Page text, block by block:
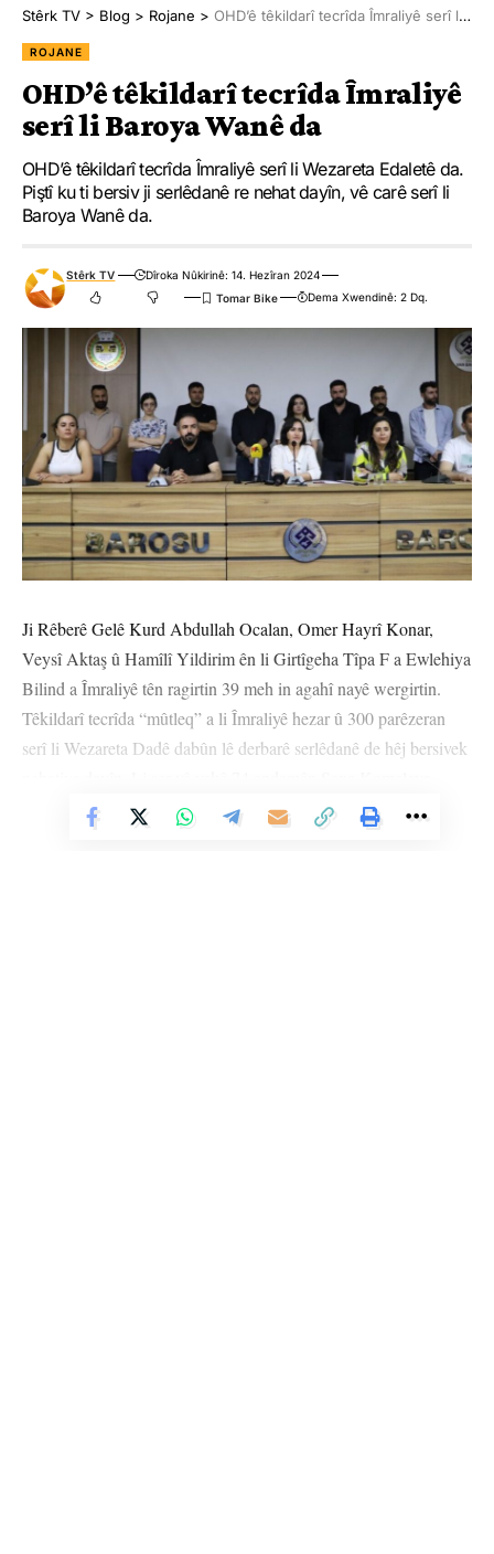
Stêrk TV > Blog > Rojane > OHD’ê têkildarî tecrîda Îmraliyê serî li Baroya Wanê da
ROJANE
OHD’ê têkildarî tecrîda Îmraliyê
serî li Baroya Wanê da
OHD’ê têkildarî tecrîda Îmraliyê serî li Wezareta Edaletê da.
Piştî ku ti bersiv ji serlêdanê re nehat dayîn, vê carê serî li
Baroya Wanê da.
Stêrk TV
Dîroka Nûkirinê: 14. Hezîran 2024
Dema Xwendinê: 2 Dq.
Ji Rêberê Gelê Kurd Abdullah Ocalan, Omer Hayrî Konar,
Veysî Aktaş û Hamîlî Yildirim ên li Girtîgeha Tîpa F a Ewlehiya
Bilind a Îmraliyê tên ragirtin 39 meh in agahî nayê wergirtin.
Têkildarî tecrîda “mûtleq” a li Îmraliyê hezar û 300 parêzeran
serî li Wezareta Dadê dabûn lê derbarê serlêdanê de hêj bersivek
Hiqûqnasên Ji bo Azadiyê (OHD) ya Wanê serî li Baroya Wanê
Vê Nûçeyê Bixwîne